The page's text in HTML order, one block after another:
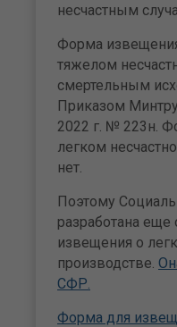
несчастным
Форма
тяжелом
смертельным
Приказом
2022 г. № 223н.
легком
нет.
Поэтому
разработана
извещения о
производстве.
СФР.
Форма для